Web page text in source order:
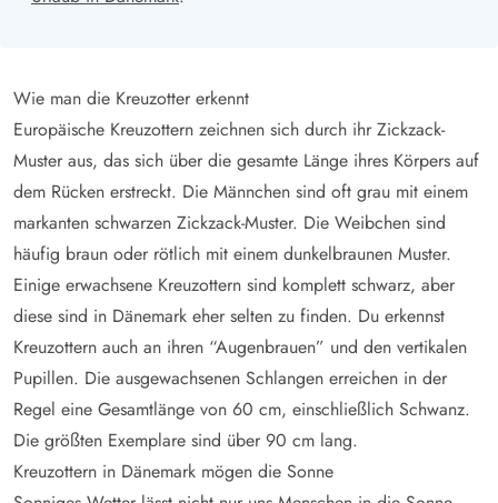
Wie man die Kreuzotter erkennt
Europäische Kreuzottern zeichnen sich durch ihr Zickzack-
Muster aus, das sich über die gesamte Länge ihres Körpers auf
dem Rücken erstreckt. Die Männchen sind oft grau mit einem
markanten schwarzen Zickzack-Muster. Die Weibchen sind
häufig braun oder rötlich mit einem dunkelbraunen Muster.
Einige erwachsene Kreuzottern sind komplett schwarz, aber
diese sind in Dänemark eher selten zu finden. Du erkennst
Kreuzottern auch an ihren “Augenbrauen” und den vertikalen
Pupillen. Die ausgewachsenen Schlangen erreichen in der
Regel eine Gesamtlänge von 60 cm, einschließlich Schwanz.
Die größten Exemplare sind über 90 cm lang.
Kreuzottern in Dänemark mögen die Sonne